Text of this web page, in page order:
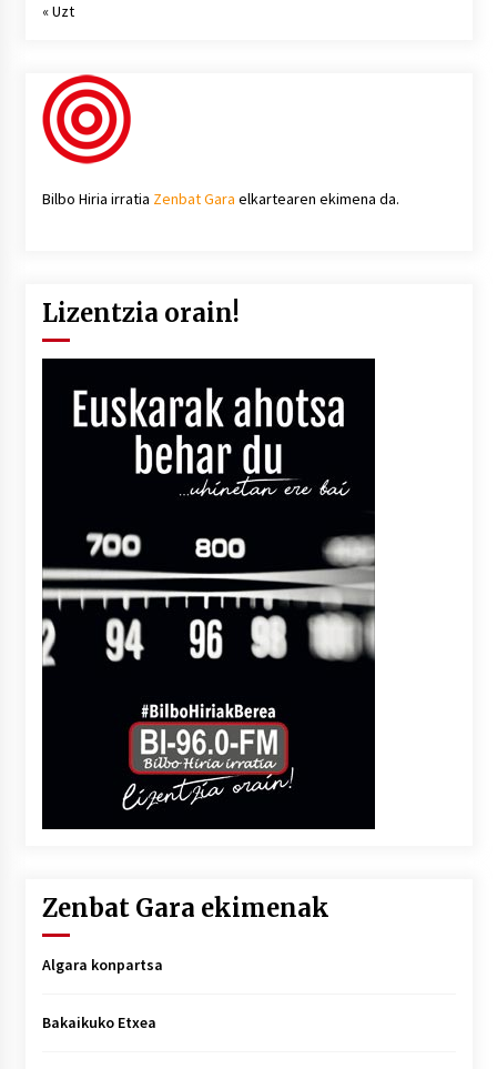
« Uzt
Bilbo Hiria irratia Zenbat Gara elkartearen ekimena da.
Lizentzia orain!
Zenbat Gara ekimenak
Algara konpartsa
Bakaikuko Etxea